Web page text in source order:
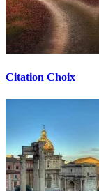
Citation Choix